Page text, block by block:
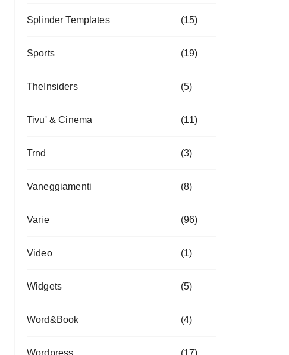
Splinder Templates (15)
Sports (19)
TheInsiders (5)
Tivu' & Cinema (11)
Trnd (3)
Vaneggiamenti (8)
Varie (96)
Video (1)
Widgets (5)
Word&Book (4)
Wordpress (17)